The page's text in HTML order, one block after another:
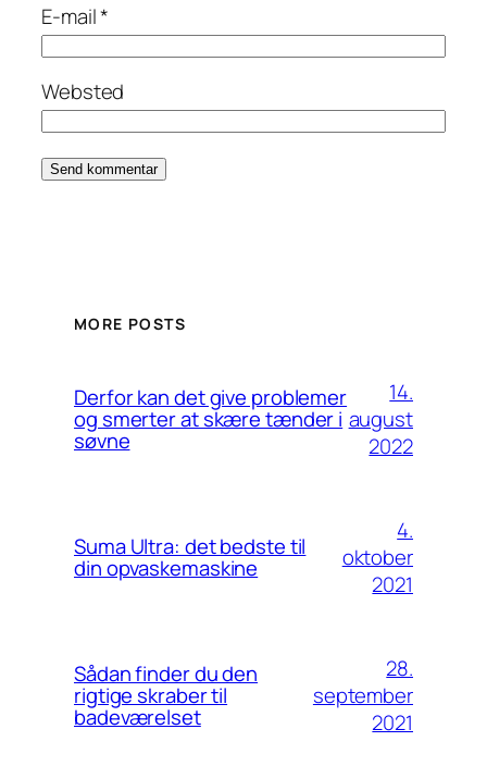
E-mail*
Websted
MORE POSTS
Derfor kan det give problemer
og smerter at skære tænder i
søvne
14.
august
2022
Suma Ultra: det bedste til
din opvaskemaskine
4.
oktober
2021
Sådan finder du den
rigtige skraber til
badeværelset
28.
september
2021